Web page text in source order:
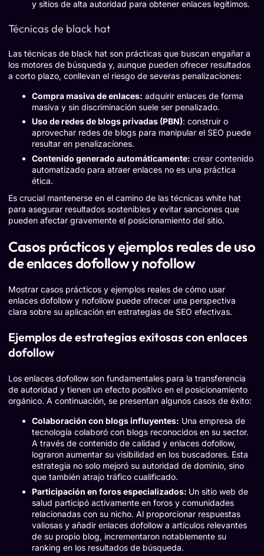
y sitios de alta autoridad para obtener enlaces legítimos.
Técnicas de black hat
Las técnicas de black hat son prácticas que buscan engañar a
los motores de búsqueda y, aunque pueden ofrecer resultados
a corto plazo, conllevan el riesgo de severas penalizaciones:
Compra masiva de enlaces: adquirir enlaces de forma
masiva y sin discriminación suele ser penalizado.
Uso de redes de blogs privadas (PBN): construir o
aprovechar redes de blogs para manipular el SEO puede
resultar en penalizaciones.
Contenido generado automáticamente: crear contenido
automatizado para atraer enlaces no es una práctica
ética.
Es crucial mantenerse en el camino de las técnicas white hat
para asegurar resultados sostenibles y evitar sanciones que
pueden afectar gravemente el posicionamiento del sitio.
Casos prácticos y ejemplos reales de uso
de enlaces dofollow y nofollow
Mostrar casos prácticos y ejemplos reales de cómo usar
enlaces dofollow y nofollow puede ofrecer una perspectiva
clara sobre su aplicación en estrategias de SEO efectivas.
Ejemplos de estrategias exitosas con enlaces
dofollow
Los enlaces dofollow son fundamentales para la transferencia
de autoridad y tienen un efecto positivo en el posicionamiento
orgánico. A continuación, se presentan algunos casos de éxito:
Colaboración con blogs influyentes: Una empresa de
tecnología colaboró con blogs reconocidos en su sector.
A través de contenido de calidad y enlaces dofollow,
lograron aumentar su visibilidad en los buscadores. Esta
estrategia no solo mejoró su autoridad de dominio, sino
que también atrajo tráfico cualificado.
Participación en foros especializados: Un sitio web de
salud participó activamente en foros y comunidades
relacionadas con su nicho. Al proporcionar respuestas
valiosas y añadir enlaces dofollow a artículos relevantes
de su propio blog, incrementaron notablemente su
ranking en los resultados de búsqueda.